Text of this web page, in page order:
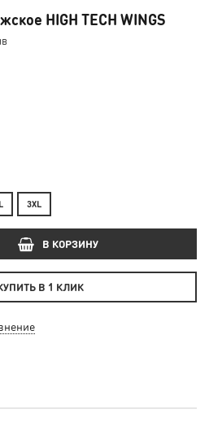
HIGH TECH WINGS
3XL
В КОРЗИНУ
В 1 КЛИК